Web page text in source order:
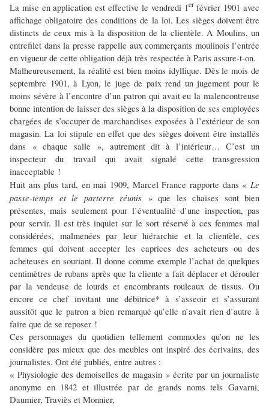
La mise en application est effective le vendredi 1erfévrier 1901 avec
affichage obligatoire des conditions de la loi. Les sièges doivent être
distincts de ceux mis à la disposition de la clientèle. A Moulins, un
entrefilet dans la presse rappelle aux commerçants moulinois l’entrée
en vigueur de cette obligation déjà très respectée à Paris assure-t-on.
Malheureusement, la réalité est bien moins idyllique. Dès le mois de
septembre 1901, à Lyon, le juge de paix rend un jugement pour le
moins sévère à l’encontre d’un patron qui avait eu la malencontreuse
bonne intention de laisser des sièges à la disposition de ses employées
chargées de s’occuper de marchandises exposées à l’extérieur de son
magasin. La loi stipule en effet que des sièges doivent être installés
dans « chaque salle », autrement dit à l’intérieur… C’est un
inspecteur du travail qui avait signalé cette transgression
inacceptable !
Huit ans plus tard, en mai 1909, Marcel France rapporte dans « Le
passe-temps et le parterre réunis » que les chaises sont bien
présentes, mais seulement pour l’éventualité d’une inspection, pas
pour servir. Il est très inquiet sur le sort réservé à ces femmes mal
considérées, malmenées par leur hiérarchie et la clientèle, ces
femmes qui doivent accepter les caprices des acheteurs ou des
acheteuses en souriant. Il donne comme exemple l’achat de quelques
centimètres de rubans après que la cliente a fait déplacer et dérouler
par la vendeuse de lourds et encombrants rouleaux de tissus. Ou
encore ce chef invitant une débitrice* à s’asseoir et s’assurant
aussitôt que le patron a bien remarqué qu’elle n’avait rien d’autre à
faire que de se reposer !
Ces personnages du quotidien tellement commodes qu’on ne les
considère pas mieux que des meubles ont inspiré des écrivains, des
journalistes. Ont été publiés, entre autres :
« Physiologie des demoiselles de magasin » écrite par un journaliste
anonyme en 1842 et illustrée par de grands noms tels Gavarni,
Daumier, Traviès et Monnier,